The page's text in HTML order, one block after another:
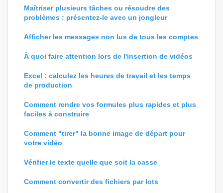
Maîtriser plusieurs tâches ou résoudre des
problèmes : présentez-le avec un jongleur
Afficher les messages non lus de tous les comptes
À quoi faire attention lors de l'insertion de vidéos
Excel : calculez les heures de travail et les temps
de production
Comment rendre vos formules plus rapides et plus
faciles à construire
Comment "tirer" la bonne image de départ pour
votre vidéo
Vérifier le texte quelle que soit la casse
Comment convertir des fichiers par lots